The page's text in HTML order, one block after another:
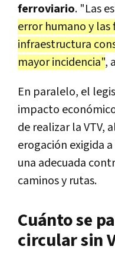
ferroviario. "Las
error humano y las
infraestructura
mayor incidencia",
En paralelo, el
impacto
de realizar la VTV,
erogación exigida
una adecuada
caminos y rutas.
Cuánto se
circular sin